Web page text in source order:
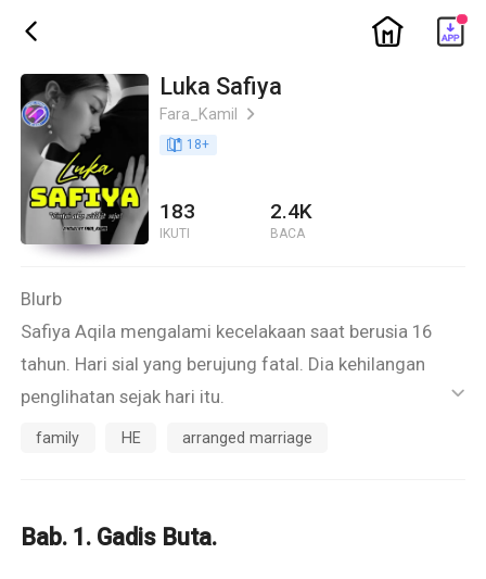
ic_back ic_home
Luka Safiya
Fara_Kamil ic_arrow_right
book_age 18+
183
IKUTI
2.4K
BACA
Blurb
Safiya Aqila mengalami kecelakaan saat berusia 16
tahun. Hari sial yang berujung fatal. Dia kehilangan
penglihatan sejak hari itu.
Kesedihannya makin mendalam ketika ayahnya
sudah berat, terasa makin penat. Pernikahan terpaksa,
ic_default
family HE arranged marriage
Bab. 1. Gadis Buta.